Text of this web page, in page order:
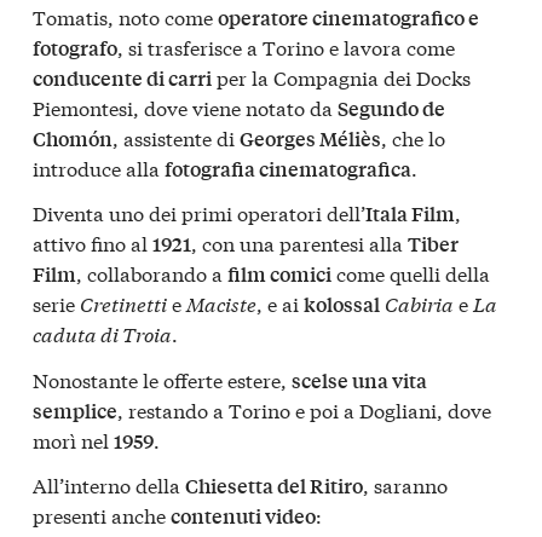
Tomatis, noto comeoperatore cinematografico e
fotografo, si trasferisce a Torino e lavora come
conducente di carriper la Compagnia dei Docks
Piemontesi, dove viene notato da Segundo de
Chomón, assistente di Georges Méliès, che lo
introduce alla fotografia cinematografica.
Diventa uno dei primi operatori dell’Itala Film,
attivo fino al 1921, con una parentesi alla Tiber
Film, collaborando a film comicicome quelli della
serie CretinettieMaciste, e ai kolossal Cabiria e La
caduta di Troia.
Nonostante le offerte estere, scelse una vita
semplice, restando a Torino e poi a Dogliani, dove
morì nel 1959.
All’interno della Chiesetta del Ritiro, saranno
presenti anchecontenuti video: